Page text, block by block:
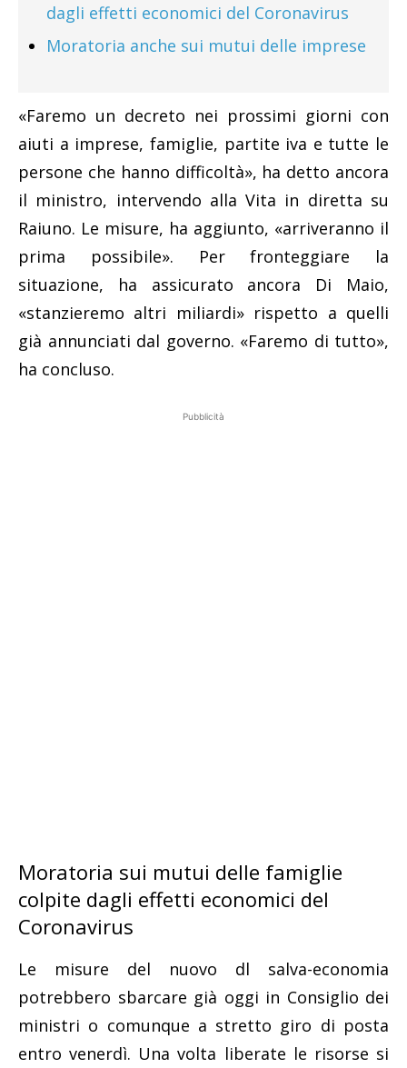
dagli effetti economici del Coronavirus
Moratoria anche sui mutui delle imprese
«Faremo un decreto nei prossimi giorni con
aiuti a imprese, famiglie, partite iva e tutte le
persone che hanno difficoltà», ha detto ancora
il ministro, intervendo alla Vita in diretta su
Raiuno. Le misure, ha aggiunto, «arriveranno il
prima possibile». Per fronteggiare la
situazione, ha assicurato ancora Di Maio,
«stanzieremo altri miliardi» rispetto a quelli
già annunciati dal governo. «Faremo di tutto»,
ha concluso.
Pubblicità
Moratoria sui mutui delle famiglie
colpite dagli effetti economici del
Coronavirus
Le misure del nuovo dl salva-economia
potrebbero sbarcare già oggi in Consiglio dei
ministri o comunque a stretto giro di posta
entro venerdì. Una volta liberate le risorse si